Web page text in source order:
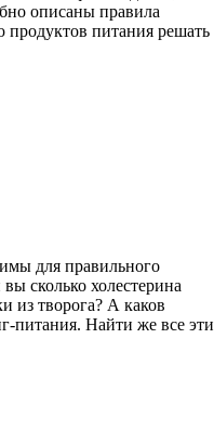
описаны правила
продуктов питания решать
для правильного
сколько холестерина
из творога? А каков
питания. Найти же все эти